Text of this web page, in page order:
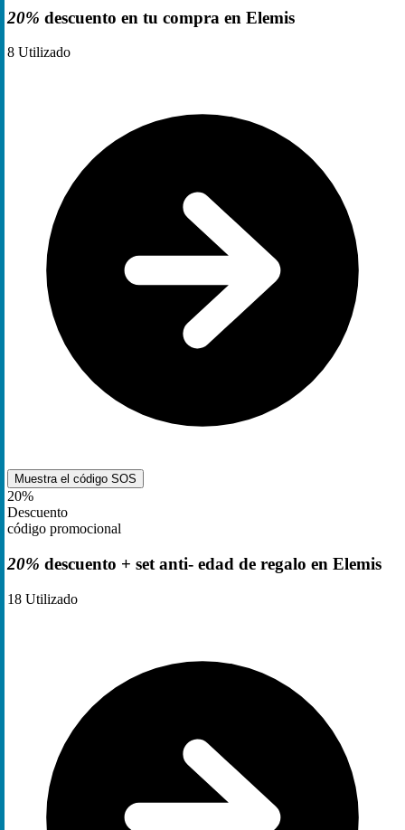
20% descuento en tu compra en Elemis
8 Utilizado
Muestra el código SOS
20%
Descuento
código promocional
20% descuento + set anti- edad de regalo en Elemis
18 Utilizado